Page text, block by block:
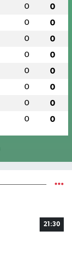
0 0
0 0
0 0
0 0
0 0
0 0
0 0
0 0
21:30